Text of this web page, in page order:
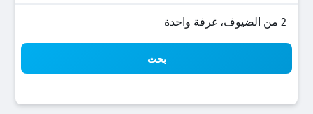
2 من الضيوف، غرفة واحدة
بحث